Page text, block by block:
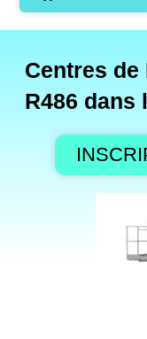
Centres de
R486 dans